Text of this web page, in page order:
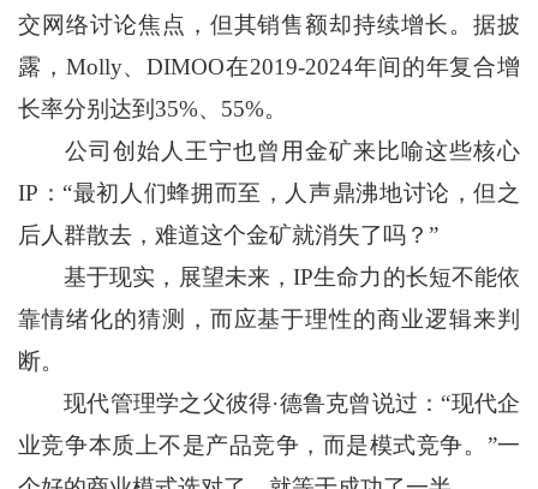
交网络讨论焦点，但其销售额却持续增长。据披
露，Molly、DIMOO在2019-2024年间的年复合增
长率分别达到35%、55%。
公司创始人王宁也曾用金矿来比喻这些核心
IP：“最初人们蜂拥而至，人声鼎沸地讨论，但之
后人群散去，难道这个金矿就消失了吗？”
基于现实，展望未来，IP生命力的长短不能依
靠情绪化的猜测，而应基于理性的商业逻辑来判
断。
现代管理学之父彼得·德鲁克曾说过：“现代企
业竞争本质上不是产品竞争，而是模式竞争。”一